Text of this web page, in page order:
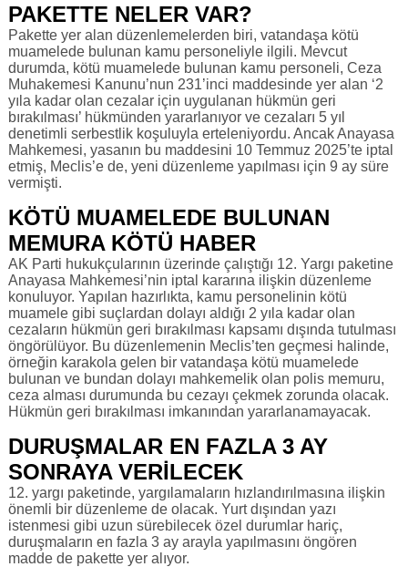
PAKETTE NELER VAR?
Pakette yer alan düzenlemelerden biri, vatandaşa kötü
muamelede bulunan kamu personeliyle ilgili. Mevcut
durumda, kötü muamelede bulunan kamu personeli, Ceza
Muhakemesi Kanunu’nun 231’inci maddesinde yer alan ‘2
yıla kadar olan cezalar için uygulanan hükmün geri
bırakılması’ hükmünden yararlanıyor ve cezaları 5 yıl
denetimli serbestlik koşuluyla erteleniyordu. Ancak Anayasa
Mahkemesi, yasanın bu maddesini 10 Temmuz 2025’te iptal
etmiş, Meclis’e de, yeni düzenleme yapılması için 9 ay süre
vermişti.
KÖTÜ MUAMELEDE BULUNAN
MEMURA KÖTÜ HABER
AK Parti hukukçularının üzerinde çalıştığı 12. Yargı paketine
Anayasa Mahkemesi’nin iptal kararına ilişkin düzenleme
konuluyor. Yapılan hazırlıkta, kamu personelinin kötü
muamele gibi suçlardan dolayı aldığı 2 yıla kadar olan
cezaların hükmün geri bırakılması kapsamı dışında tutulması
öngörülüyor. Bu düzenlemenin Meclis’ten geçmesi halinde,
örneğin karakola gelen bir vatandaşa kötü muamelede
bulunan ve bundan dolayı mahkemelik olan polis memuru,
ceza alması durumunda bu cezayı çekmek zorunda olacak.
Hükmün geri bırakılması imkanından yararlanamayacak.
DURUŞMALAR EN FAZLA 3 AY
SONRAYA VERİLECEK
12. yargı paketinde, yargılamaların hızlandırılmasına ilişkin
önemli bir düzenleme de olacak. Yurt dışından yazı
istenmesi gibi uzun sürebilecek özel durumlar hariç,
duruşmaların en fazla 3 ay arayla yapılmasını öngören
madde de pakette yer alıyor.